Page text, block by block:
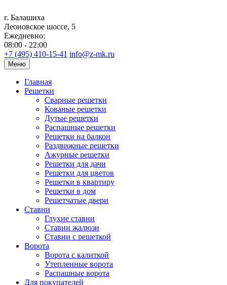
г. Балашиха
Леоновское шоссе, 5
Ежедневно:
08:00 - 22:00
+7 (495) 410-15-41 info@z-mk.ru
Меню
Главная
Решетки
Сварные решетки
Кованые решетки
Дутые решетки
Распашные решетки
Решетки на балкон
Раздвижные решетки
Ажурные решетки
Решетки для дачи
Решетки для цветов
Решетки в квартиру
Решетки в дом
Решетчатые двери
Ставни
Глухие ставни
Ставни жалюзи
Ставни с решеткой
Ворота
Ворота с калиткой
Утепленные ворота
Распашные ворота
Для покупателей